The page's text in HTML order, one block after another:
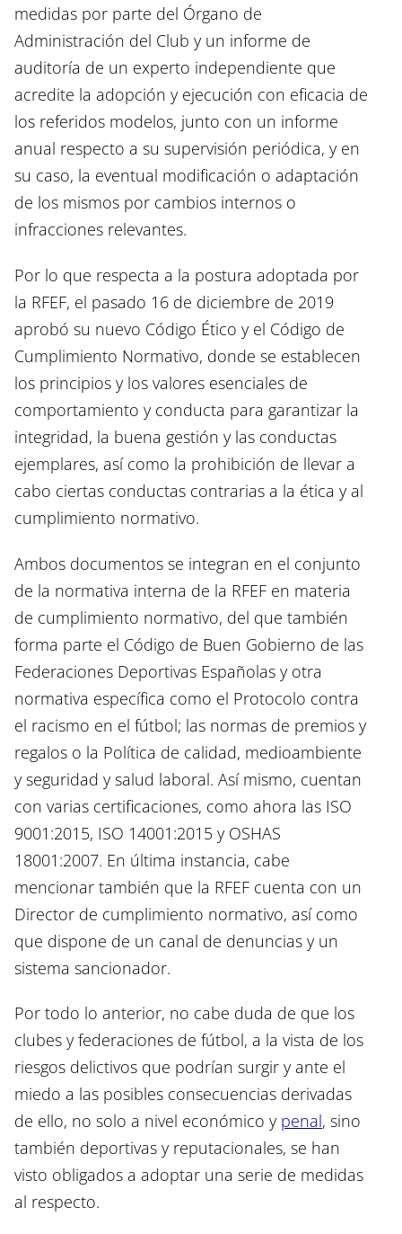
medidas por parte del Órgano de
Administración del Club y un informe de
auditoría de un experto independiente que
acredite la adopción y ejecución con eficacia de
los referidos modelos, junto con un informe
anual respecto a su supervisión periódica, y en
su caso, la eventual modificación o adaptación
de los mismos por cambios internos o
infracciones relevantes.
Por lo que respecta a la postura adoptada por
la RFEF, el pasado 16 de diciembre de 2019
aprobó su nuevo Código Ético y el Código de
Cumplimiento Normativo, donde se establecen
los principios y los valores esenciales de
comportamiento y conducta para garantizar la
integridad, la buena gestión y las conductas
ejemplares, así como la prohibición de llevar a
cabo ciertas conductas contrarias a la ética y al
cumplimiento normativo.
Ambos documentos se integran en el conjunto
de la normativa interna de la RFEF en materia
de cumplimiento normativo, del que también
forma parte el Código de Buen Gobierno de las
Federaciones Deportivas Españolas y otra
normativa específica como el Protocolo contra
el racismo en el fútbol; las normas de premios y
regalos o la Política de calidad, medioambiente
y seguridad y salud laboral. Así mismo, cuentan
con varias certificaciones, como ahora las ISO
9001:2015, ISO 14001:2015 y OSHAS
18001:2007. En última instancia, cabe
mencionar también que la RFEF cuenta con un
Director de cumplimiento normativo, así como
que dispone de un canal de denuncias y un
sistema sancionador.
Por todo lo anterior, no cabe duda de que los
clubes y federaciones de fútbol, a la vista de los
riesgos delictivos que podrían surgir y ante el
miedo a las posibles consecuencias derivadas
de ello, no solo a nivel económico y penal, sino
también deportivas y reputacionales, se han
visto obligados a adoptar una serie de medidas
al respecto.